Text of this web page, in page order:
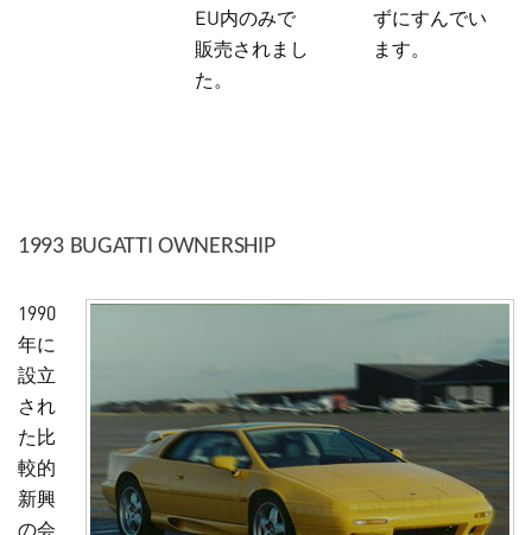
EU内のみで
販売されまし
た。
ずにすんでい
ます。
1993 BUGATTI OWNERSHIP
1990
年に
設立
され
た比
較的
新興
の会